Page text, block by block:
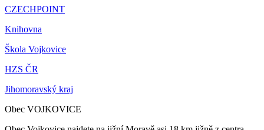
CZECHPOINT
Knihovna
Škola Vojkovice
HZS ČR
Jihomoravský kraj
Obec VOJKOVICE